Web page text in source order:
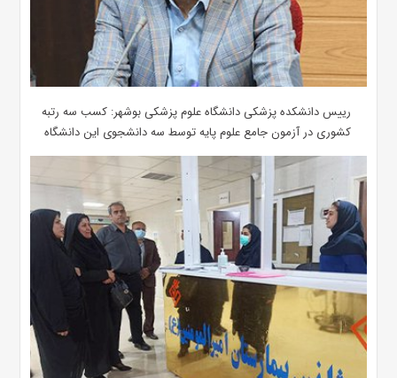
رییس دانشکده پزشکی دانشگاه علوم پزشکی بوشهر: کسب سه رتبه
کشوری در آزمون جامع علوم پایه توسط سه دانشجوی این دانشگاه